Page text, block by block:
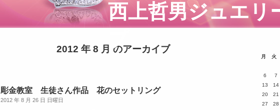
西上哲男ジュエリ
プ
2012 年 8 月 のアーカイブ
彫金教室 生徒さん作品 花のセットリング
2012 年 8 月 26 日 日曜日
月 火
6
7
13
14
20
21
27
28